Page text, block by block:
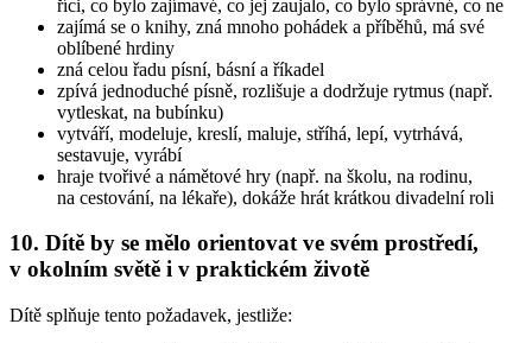
říci, co bylo zajímavé, co jej zaujalo, co bylo správné, co ne
zajímá se o knihy, zná mnoho pohádek a příběhů, má své
oblíbené hrdiny
zná celou řadu písní, básní a říkadel
zpívá jednoduché písně, rozlišuje a dodržuje rytmus (např.
vytleskat, na bubínku)
vytváří, modeluje, kreslí, maluje, stříhá, lepí, vytrhává,
sestavuje, vyrábí
hraje tvořivé a námětové hry (např. na školu, na rodinu,
na cestování, na lékaře), dokáže hrát krátkou divadelní roli
10. Dítě by se mělo orientovat ve svém prostředí,
v okolním světě i v praktickém životě
Dítě splňuje tento požadavek, jestliže: